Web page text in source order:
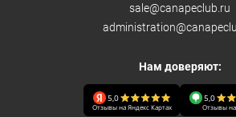
sale@canapeclub.ru
Нам доверяют:
5,0
Отзывы на Яндекс Картах
5,0
Отзывы